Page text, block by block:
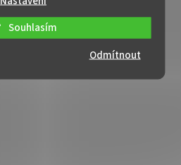
Odmítnout
Souhlasím